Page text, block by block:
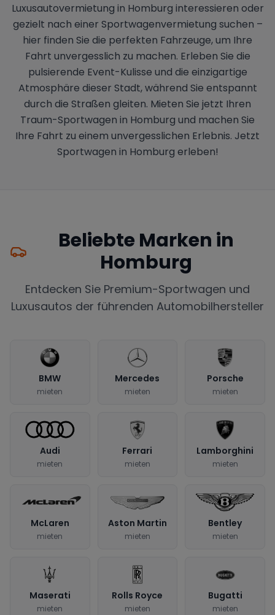
Luxusautovermietung in Homburg interessieren oder
gezielt nach einer Sportwagenvermietung suchen –
hier finden Sie die perfekten Fahrzeuge, um Ihre
Fahrt unvergesslich zu machen. Erleben Sie die
pulsierende Event-Kulisse und die einzigartige
Atmosphäre dieser Stadt, während Sie entspannt
durch die Straßen gleiten. Mieten Sie jetzt Ihren
Traum-Sportwagen in Homburg und machen Sie
Ihre Fahrt zu einem unvergesslichen Erlebnis. Jetzt
Sportwagen in Homburg erleben!
Beliebte Marken in
Homburg
Entdecken Sie Premium-Sportwagen und
Luxusautos der führenden Automobilhersteller
BMW
mieten
Mercedes
mieten
Porsche
mieten
Audi
mieten
Ferrari
mieten
Lamborghini
mieten
McLaren
mieten
Aston Martin
mieten
Bentley
mieten
Maserati
mieten
Rolls Royce
mieten
Bugatti
mieten